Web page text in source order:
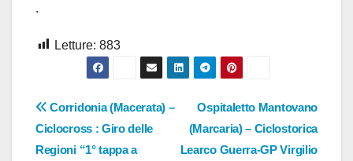
.
Letture: 883
Navigazione
articoli
Ospitaletto Mantovano
(Marcaria) – Ciclostorica
Learco Guerra-GP Virgilio
Corridonia (Macerata) –
Ciclocross : Giro delle
Regioni “1° tappa a